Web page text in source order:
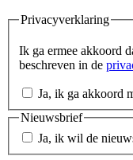
Privacyverklaring
Ik ga ermee akkoord
beschreven in de
Ja, ik ga akkoord
Nieuwsbrief
Ja, ik wil de